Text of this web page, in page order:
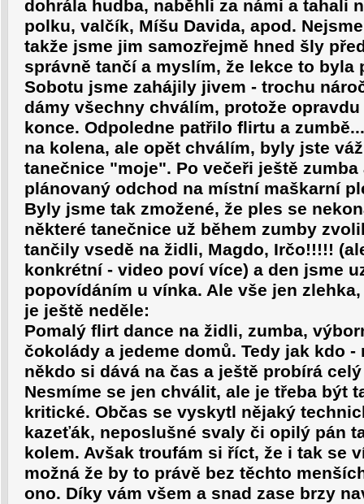
dohrála hudba, naběhli za námi a tahali
polku, valčík, Míšu Davida, apod.
takže jsme jim samozřejmě hned šly
správně tančí a myslím, že lekce to byla
Sobotu jsme zahájily jivem - trochu
dámy všechny chválím, protože
konce. Odpoledne patřilo flirtu a
na kolena, ale opět chválím, byly jste
tanečnice "moje". Po večeři ještě
plánovaný odchod na místní maškarní
Byly jsme tak zmožené, že ples se
některé tanečnice už během zumby
tančily vsedě na židli, Magdo, Irčo!!!!!
konkrétní - video poví více) a den jsme
popovídáním u vínka. Ale vše jen
je ještě neděle:
Pomalý flirt dance na židli, zumba,
čokolády a jedeme domů. Tedy jak kdo
někdo si dává na čas a ještě probírá
Nesmíme se jen chválit, ale je třeba být
kritické. Občas se vyskytl nějaký
kazeťák, neposlušné svaly či opilý pán
kolem. Avšak troufám si říct, že i tak se
možná že by to právě bez těchto
ono. Díky vám všem a snad zase brzy